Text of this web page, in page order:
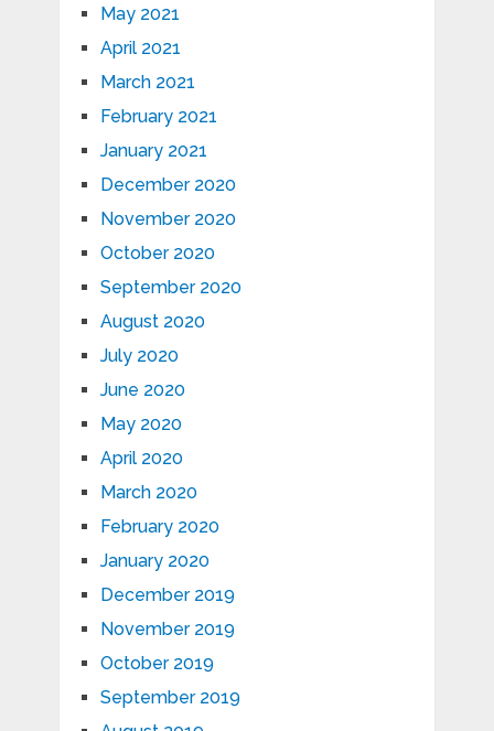
May 2021
April 2021
March 2021
February 2021
January 2021
December 2020
November 2020
October 2020
September 2020
August 2020
July 2020
June 2020
May 2020
April 2020
March 2020
February 2020
January 2020
December 2019
November 2019
October 2019
September 2019